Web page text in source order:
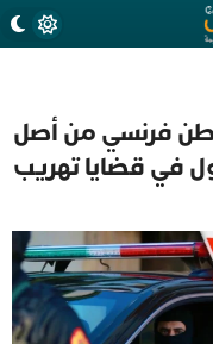
فرنسي من أصل
في قضايا تهريب